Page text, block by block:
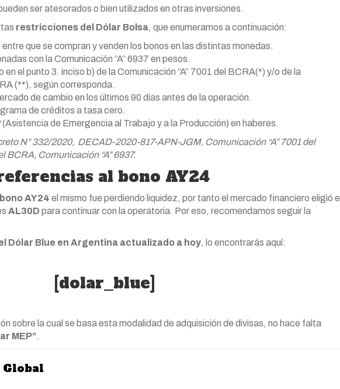
ser atesorados o bien utilizados en otras inversiones.
restricciones del Dólar Bolsa, que enumeramos a continuación:
que se compran y venden los bonos en las distintas monedas.
con la Comunicación “A” 6937 en pesos.
el punto 3. inciso b) de la Comunicación “A” 7001 del BCRA(*) y/o de la
(**), según corresponda.
de cambio en los últimos 90 días antes de la operación.
de créditos a tasa cero.
de Emergencia al Trabajo y a la Producción) en haberes.
N° 332/2020, DECAD-2020-817-APN-JGM, Comunicación “A” 7001 del
BCRA, Comunicación “A” 6937.
al bono AY24
bono AY24 el mismo fue perdiendo liquidez, por tanto el mercado financiero eligió el
AL30D para continuar con la operatoria. Por eso, recomendamos seguir la
Dólar Blue en Argentina actualizado a hoy, lo encontrarás aquí:
[dolar_blue]
sobre la cual se basa esta modalidad de adquisición de divisas, no hace falta
MEP”.